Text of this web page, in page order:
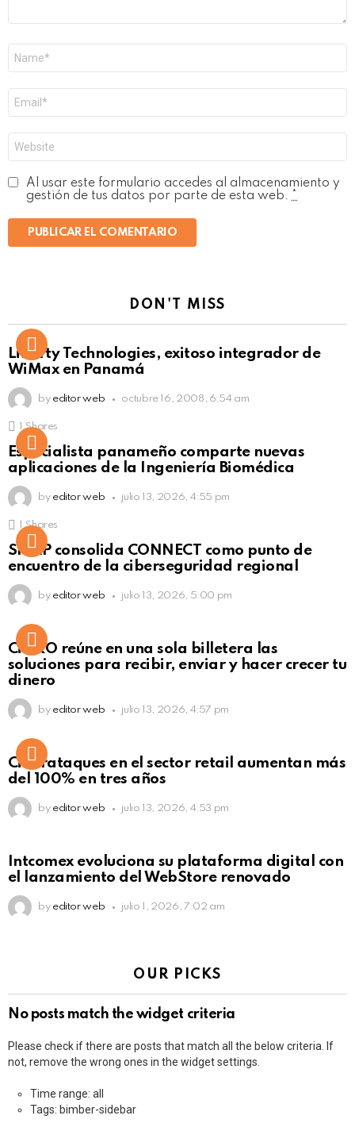
electrónico
*
Al usar este formulario accedes al almacenamiento y
gestión de tus datos por parte de esta web.
DON'T MISS
Liberty Technologies, exitoso integrador de
WiMax en Panamá
by editor web octubre 16, 2008, 6:54 am
Click to view this post
Shares
Especialista panameño comparte nuevas
aplicaciones de la Ingeniería Biomédica
by editor web julio 13, 2026, 4:55 pm
Click to view this post
Shares
SISAP consolida CONNECT como punto de
encuentro de la ciberseguridad regional
by editor web julio 13, 2026, 5:00 pm
Not Safe For Work
Click to view this post
CiNKO reúne en una sola billetera las
soluciones para recibir, enviar y hacer crecer tu
dinero
by editor web julio 13, 2026, 4:57 pm
Ciberataques en el sector retail aumentan más
del 100% en tres años
by editor web julio 13, 2026, 4:53 pm
Intcomex evoluciona su plataforma digital con
el lanzamiento del WebStore renovado
by editor web julio 1, 2026, 7:02 am
OUR PICKS
No posts match the widget criteria
Please check if there are posts that match all the below criteria. If
not, remove the wrong ones in the widget settings.
Time range: all
Tags: bimber-sidebar